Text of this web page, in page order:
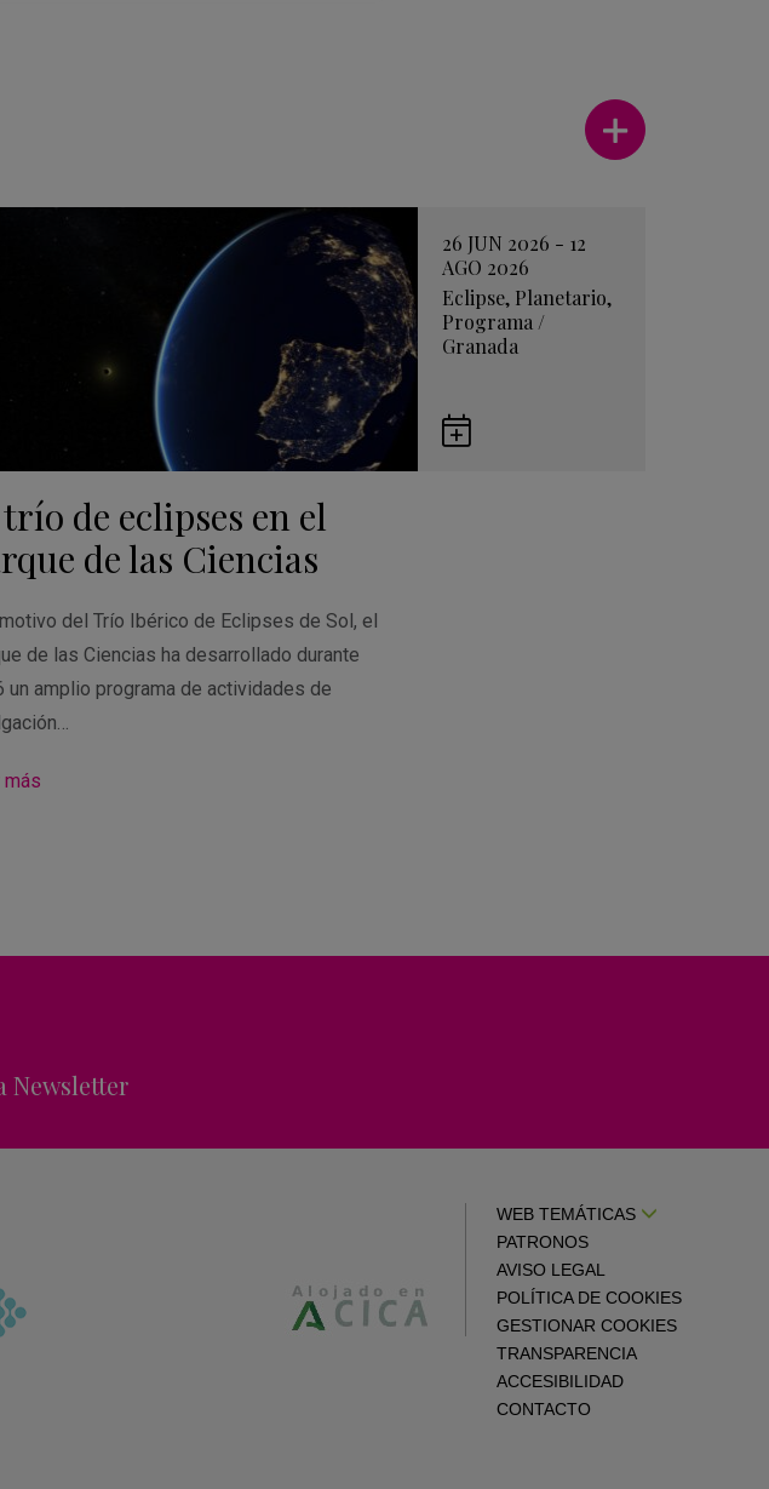
Ver más
26 JUN 2026 - 12
AGO 2026
Eclipse, Planetario,
Programa /
Granada
de eclipses en el
de las Ciencias
del Trío Ibérico de Eclipses de Sol, el
de las Ciencias ha desarrollado durante
un amplio programa de actividades de
más
Newsletter
WEB TEMÁTICAS
PATRONOS
AVISO LEGAL
POLÍTICA DE COOKIES
GESTIONAR COOKIES
TRANSPARENCIA
ACCESIBILIDAD
CONTACTO